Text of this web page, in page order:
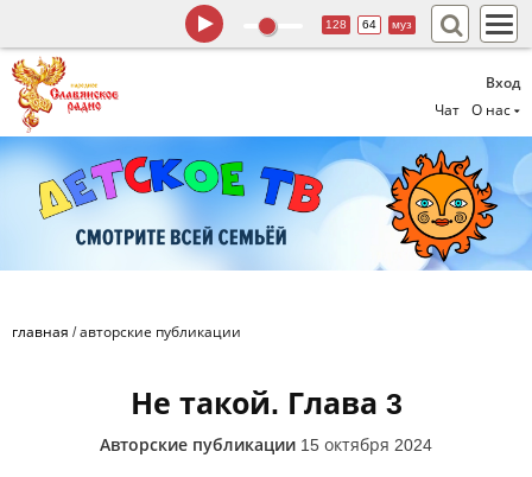
Вход
Чат
О нас
128 64 муз
главная /авторские публикации
Не такой. Глава 3
Авторские публикации 15 октября 2024